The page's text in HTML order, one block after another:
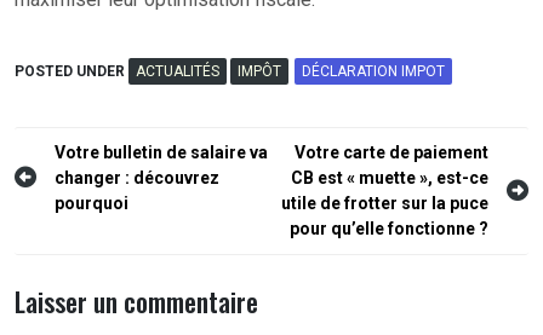
POSTED UNDER ACTUALITÉS IMPÔT DÉCLARATION IMPOT
Navigation
de
Votre bulletin de salaire va
changer : découvrez
pourquoi
Votre carte de paiement
CB est « muette », est-ce
utile de frotter sur la puce
pour qu’elle fonctionne ?
Laisser un commentaire